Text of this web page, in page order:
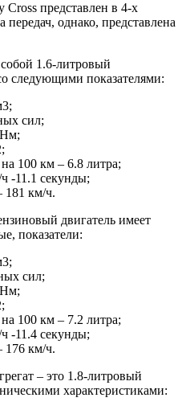
Cross представлен в 4-х
однако, представлена
1.6-литровый
следующими показателями:
сил;
100 км – 6.8 литра;
-11.1 секунды;
181 км/ч.
двигатель имеет
показатели:
сил;
100 км – 7.2 литра;
-11.4 секунды;
176 км/ч.
– это 1.8-литровый
характеристиками: